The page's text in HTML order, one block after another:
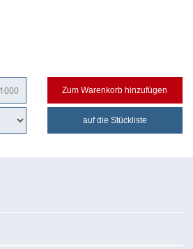
Zum Warenkorb hinzufügen
auf die Stückliste